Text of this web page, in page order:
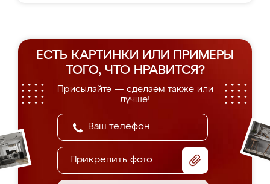
ЕСТЬ КАРТИНКИ ИЛИ ПРИМЕРЫ
ТОГО, ЧТО НРАВИТСЯ?
Присылайте — сделаем также или
лучше!
Прикрепить фото